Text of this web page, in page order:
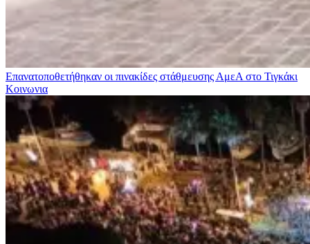
Επανατοποθετήθηκαν οι πινακίδες στάθμευσης ΑμεΑ στο Τιγκάκι
Κοινωνια